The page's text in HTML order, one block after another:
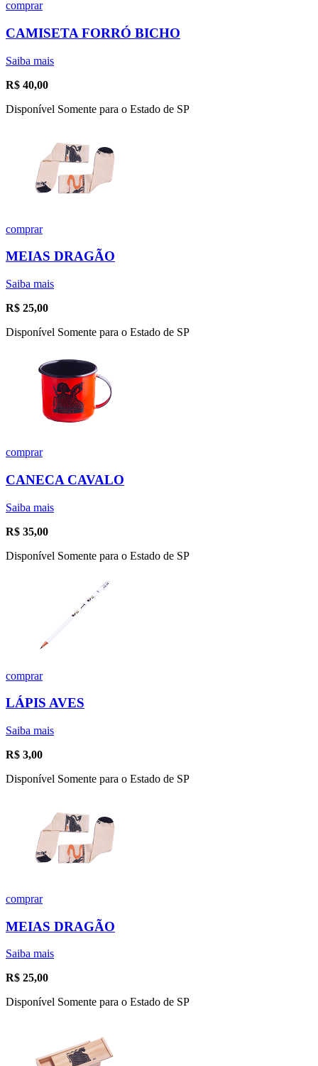
comprar
CAMISETA FORRÓ BICHO
Saiba mais
R$ 40,00
Disponível Somente para o Estado de SP
comprar
MEIAS DRAGÃO
Saiba mais
R$ 25,00
Disponível Somente para o Estado de SP
comprar
CANECA CAVALO
Saiba mais
R$ 35,00
Disponível Somente para o Estado de SP
comprar
LÁPIS AVES
Saiba mais
R$ 3,00
Disponível Somente para o Estado de SP
comprar
MEIAS DRAGÃO
Saiba mais
R$ 25,00
Disponível Somente para o Estado de SP